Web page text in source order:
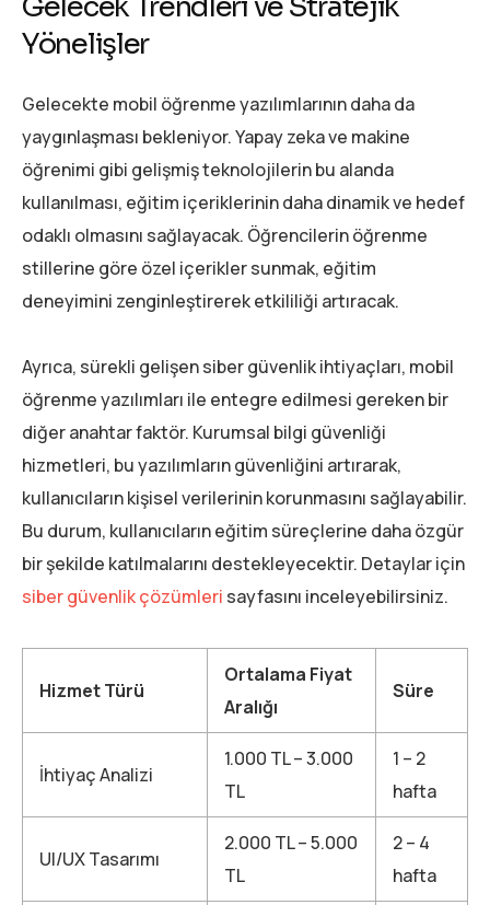
Yönelişler
Gelecekte mobil öğrenme yazılımlarının daha da
yaygınlaşması bekleniyor. Yapay zeka ve makine
öğrenimi gibi gelişmiş teknolojilerin bu alanda
kullanılması, eğitim içeriklerinin daha dinamik ve hedef
odaklı olmasını sağlayacak. Öğrencilerin öğrenme
stillerine göre özel içerikler sunmak, eğitim
deneyimini zenginleştirerek etkililiği artıracak.
Ayrıca, sürekli gelişen siber güvenlik ihtiyaçları, mobil
öğrenme yazılımları ile entegre edilmesi gereken bir
diğer anahtar faktör. Kurumsal bilgi güvenliği
hizmetleri, bu yazılımların güvenliğini artırarak,
kullanıcıların kişisel verilerinin korunmasını sağlayabilir.
Bu durum, kullanıcıların eğitim süreçlerine daha özgür
bir şekilde katılmalarını destekleyecektir. Detaylar için
siber güvenlik çözümleri sayfasını inceleyebilirsiniz.
Hizmet Türü
Ortalama Fiyat
Aralığı
Süre
İhtiyaç Analizi
1.000 TL – 3.000
TL
1 – 2
hafta
UI/UX Tasarımı
2.000 TL – 5.000
TL
2 – 4
hafta